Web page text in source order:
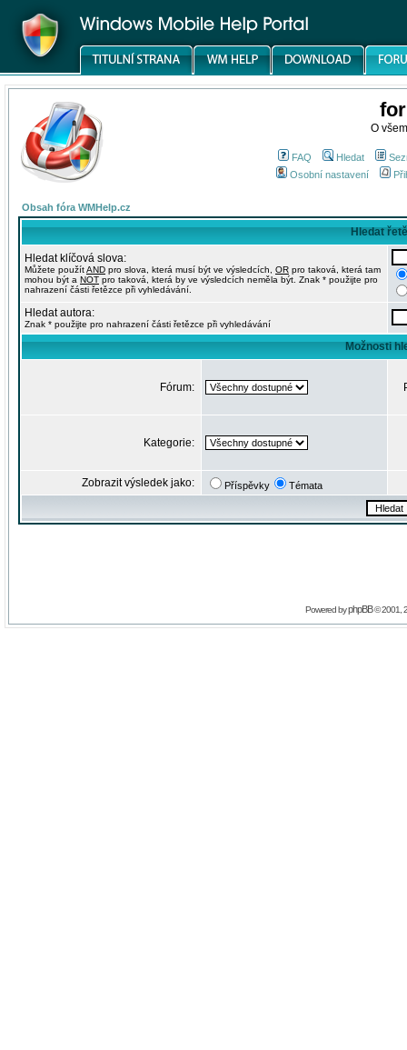
O
FAQ Hledat
Osobní nastavení
Obsah fóra WMHelp.cz
Hledat
Hledat klíčová slova:
Můžete použítAND pro slova, která musí být ve výsledcích, OR pro taková, která tam
mohou být a NOT pro taková, která by ve výsledcích neměla být. Znak * použijte pro
nahrazení části řetězce při vyhledávání.
Hledat autora:
Znak * použijte pro nahrazení části řetězce při vyhledávání
Možnosti
Fórum:
Kategorie:
Zobrazit výsledek jako: Příspěvky Témata
Powered byphpBB© 2001,